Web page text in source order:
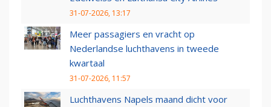
31-07-2026, 13:17
Meer passagiers en vracht op
Nederlandse luchthavens in tweede
kwartaal
31-07-2026, 11:57
Luchthavens Napels maand dicht voor